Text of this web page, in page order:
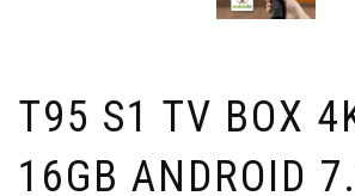
T95 S1 TV BOX
16GB ANDROID